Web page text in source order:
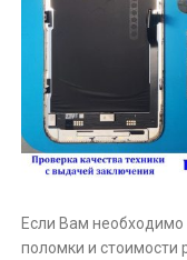
Если Вам
поломки и стоимости